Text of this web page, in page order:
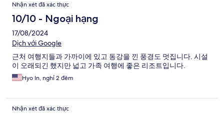
Nhận xét đã xác thực
10/10 - Ngoại hạng
17/08/2024
Dịch với Google
근처 여행지들과 가까이에 있고 동강을 낀 풍경도 멋집니다. 시설
이 오래되긴 했지만 넓고 가족 여행에 좋은 리조트입니다.
Hyo In, nghỉ 2 đêm
Nhận xét đã xác thực